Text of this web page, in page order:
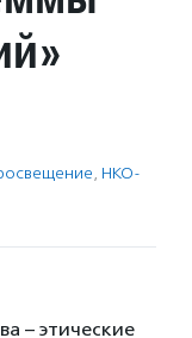
, НКО-
– этические